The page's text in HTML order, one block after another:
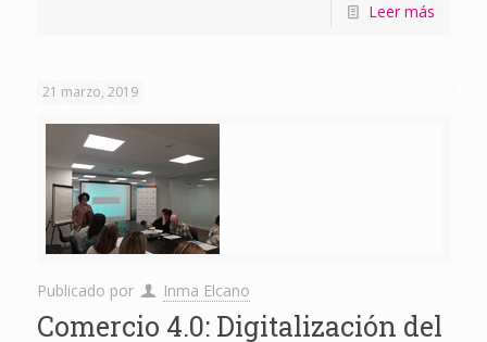
Leer más
21 marzo, 2019
Publicado por Inma Elcano
Comercio 4.0: Digitalización del